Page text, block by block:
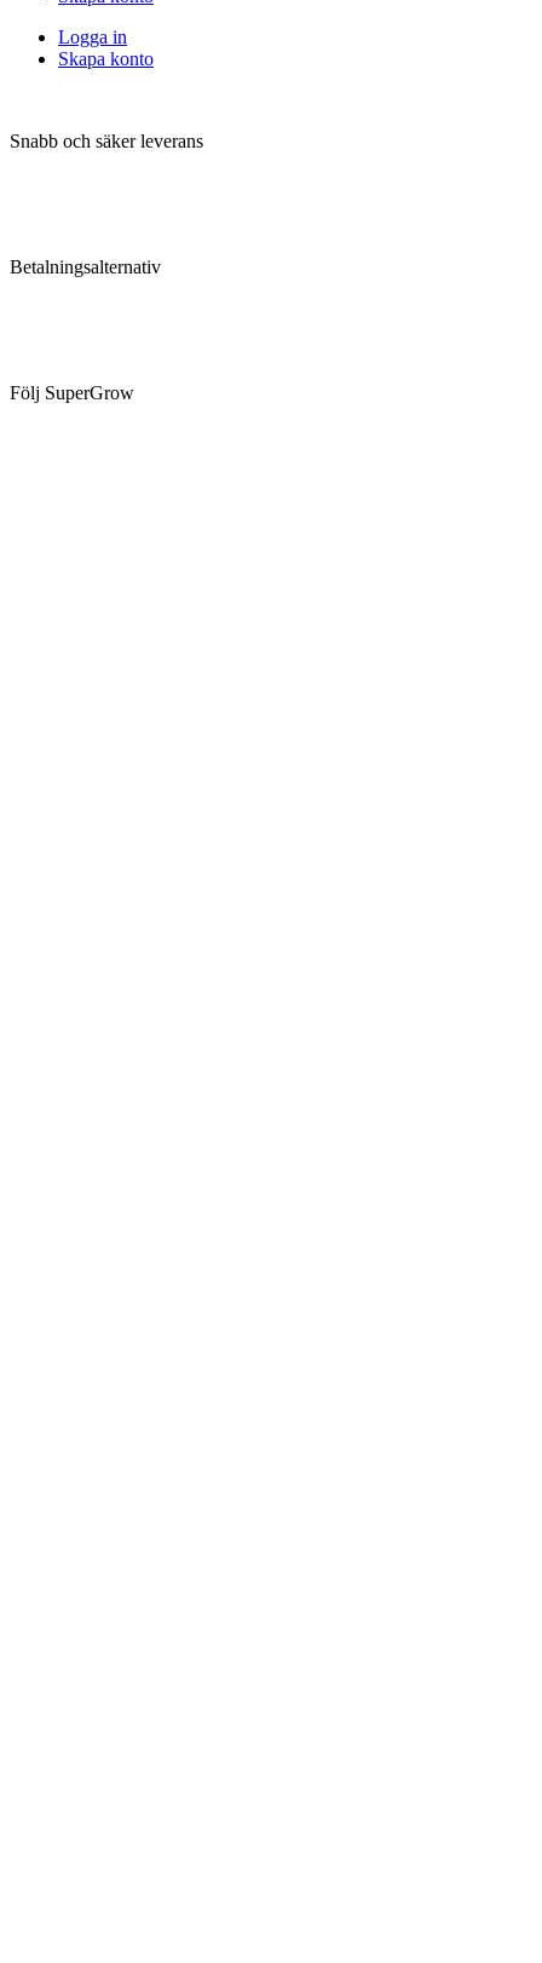
Logga in
Skapa konto
Snabb och säker leverans
Betalningsalternativ
Följ SuperGrow